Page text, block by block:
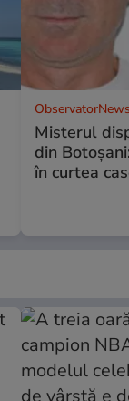
Misterul
din
în curtea